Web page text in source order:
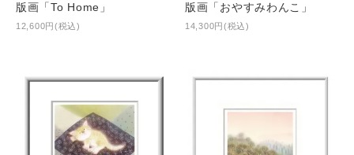
版画「To Home」
12,600円(税込)
版画「おやすみわんこ」
14,300円(税込)